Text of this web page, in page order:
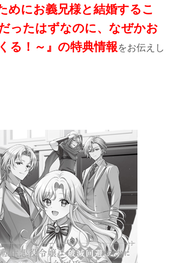
めにお義兄様と結婚するこ
ったはずなのに、なぜかお
る！～』の特典情報をお伝えし